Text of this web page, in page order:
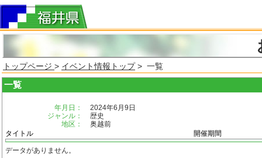
トップページ > イベント情報トップ> 一覧
一覧
年月日：
2024年6月9日
ジャンル：
歴史
地区：
奥越前
タイトル
開催期間
データがありません。